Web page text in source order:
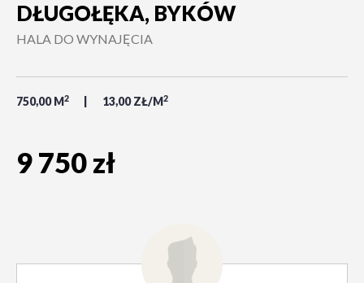
DŁUGOŁĘKA, BYKÓW
HALA DO WYNAJĘCIA
750,00 M2 13,00 ZŁ/M2
9 750 zł